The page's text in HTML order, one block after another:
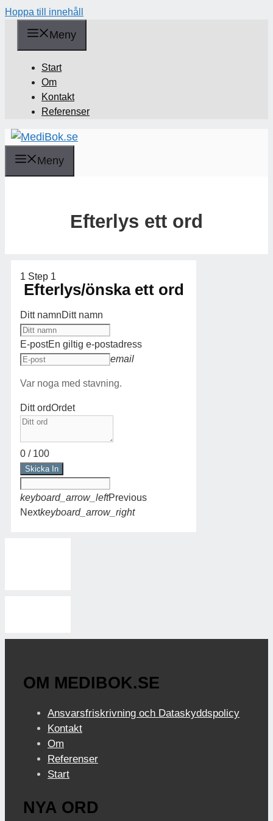
Hoppa till innehåll
Meny
Start
Om
Kontakt
Referenser
Meny
Efterlys ett ord
1 Step 1
Efterlys/önska ett ord
Ditt namnDitt namn
E-postEn giltig e-postadress
email
Var noga med stavning.
Ditt ordOrdet
0 / 100
Skicka In
keyboard_arrow_leftPrevious
Nextkeyboard_arrow_right
OM MEDIBOK.SE
Ansvarsfriskrivning och Dataskyddspolicy
Kontakt
Om
Referenser
Start
NYA ORD